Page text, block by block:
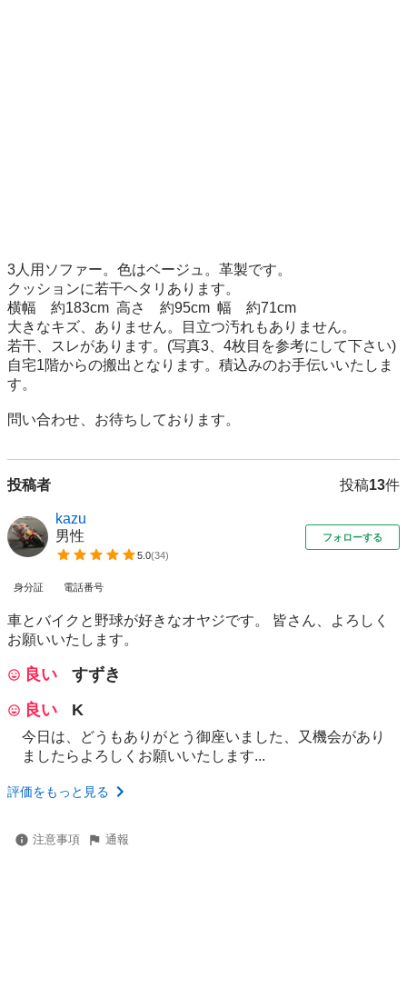
3人用ソファー。色はベージュ。革製です。
クッションに若干ヘタリあります。
横幅　約183cm  高さ　約95cm  幅　約71cm
大きなキズ、ありません。目立つ汚れもありません。
若干、スレがあります。(写真3、4枚目を参考にして下さい)
自宅1階からの搬出となります。積込みのお手伝いいたしま
す。
問い合わせ、お待ちしております。
投稿者 投稿13件
kazu
男性
5.0(34)
フォローする
身分証 電話番号
車とバイクと野球が好きなオヤジです。 皆さん、よろしく
お願いいたします。
良い
すずき
良い
K
今日は、どうもありがとう御座いました、又機会があり
ましたらよろしくお願いいたします...
評価をもっと見る
注意事項 通報